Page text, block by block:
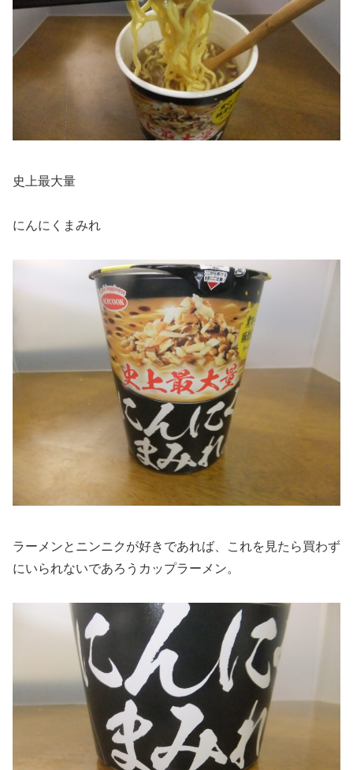
史上最大量
にんにくまみれ
ラーメンとニンニクが好きであれば、これを見たら買わず
にいられないであろうカップラーメン。